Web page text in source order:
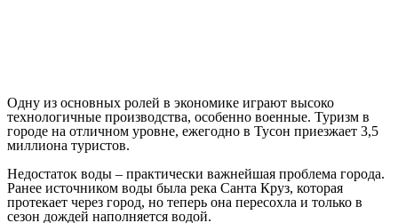
Одну из основных ролей в экономике играют высоко
технологичные производства, особенно военные. Туризм в
городе на отличном уровне, ежегодно в Тусон приезжает 3,5
миллиона туристов.
Недостаток воды – практически важнейшая проблема города.
Ранее источником воды была река Санта Круз, которая
протекает через город, но теперь она пересохла и только в
сезон дождей наполняется водой.